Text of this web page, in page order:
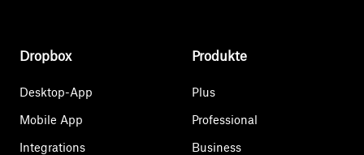
Dropbox
Desktop-App
Mobile App
Integrations
Produkte
Plus
Professional
Business